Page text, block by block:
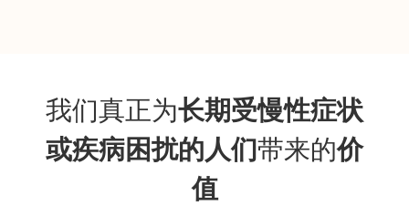
我们真正为长期受慢性症状
或疾病困扰的人们带来的价
值